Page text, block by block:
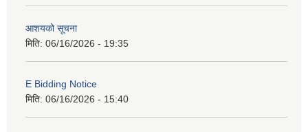
आशयको सूचना
मिति: 06/16/2026 - 19:35
E Bidding Notice
मिति: 06/16/2026 - 15:40